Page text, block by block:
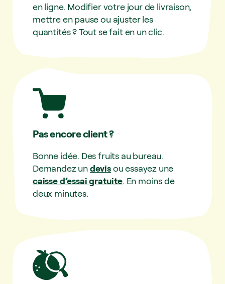
en ligne. Modifier votre jour de livraison,
mettre en pause ou ajuster les
quantités ? Tout se fait en un clic.
Pas encore client ?
Bonne idée. Des fruits au bureau.
Demandez undevisou essayez une
caisse d’essai gratuite. En moins de
deux minutes.